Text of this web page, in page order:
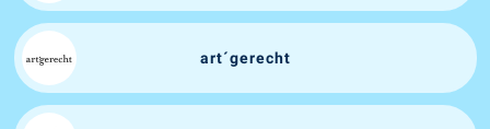
art´gerecht